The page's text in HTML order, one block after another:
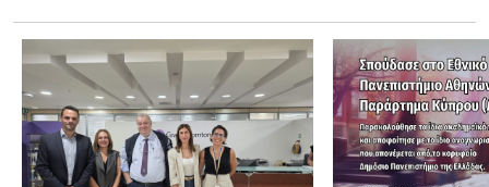
Ιουλίου στο Blagoevgrad της Βουλγαρίας. Σε αυτόν
συμμετείχαν 447 φοιτητές εκπροσωπώντας 135
πανεπιστήμια από 46 χώρες. Από την Ελλάδα, συμμετείχαν
επίσης το Εθνικό Μετσόβιο Πολυτεχνείο, το Αριστοτέλειο
Πανεπιστήμιο […]